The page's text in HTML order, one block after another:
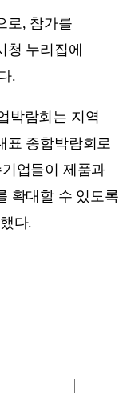
로, 참가를
청 누리집에
.
박람회는 지역
표 종합박람회로
업들이 제품과
확대할 수 있도록
다.